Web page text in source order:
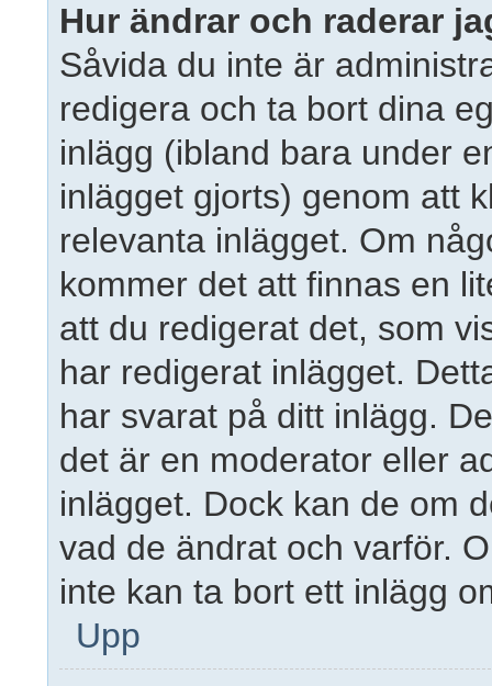
Hur ändrar och raderar
Såvida du inte är
redigera och ta bort dina
inlägg (ibland bara under
inlägget gjorts) genom att
relevanta inlägget. Om
kommer det att finnas en
att du redigerat det, som
har redigerat inlägget.
har svarat på ditt inlägg.
det är en moderator eller
inlägget. Dock kan de om
vad de ändrat och varför.
inte kan ta bort ett inlägg
Upp